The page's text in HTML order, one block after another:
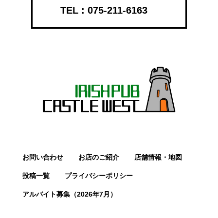
075-211-6163
お問い合わせ お店のご紹介 店舗情報・地図
投稿一覧 プライバシーポリシー
アルバイト募集（2026年7月）